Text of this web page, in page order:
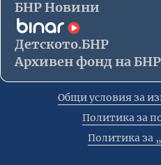
БНР Новини
Детското.БНР
Архивен фонд на БНР
Общи условия за
Политика за
Политика за